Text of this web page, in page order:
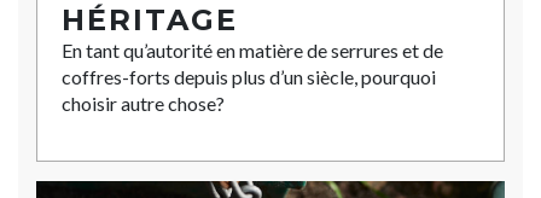
HÉRITAGE
En tant qu’autorité en matière de serrures et de
coffres-forts depuis plus d’un siècle, pourquoi
choisir autre chose?